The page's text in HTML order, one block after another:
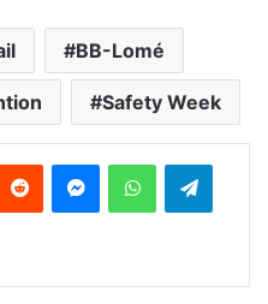
BB-Lomé
Safety Week
Reddit MessengerWhatsAppTelegram